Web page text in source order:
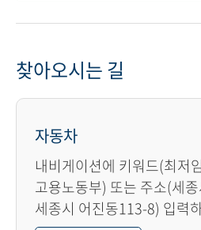
찾아오시는 길
자동차
내비게이션에 키워드(최저
고용노동부) 또는 주소(세
세종시 어진동113-8) 입력